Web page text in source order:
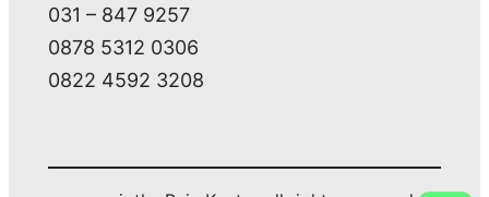
031 – 847 9257
0878 5312 0306
0822 4592 3208